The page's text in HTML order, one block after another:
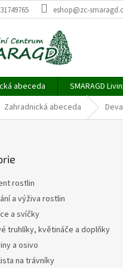
eshop@zc-
abeceda SMARAGD
Zahradnická abeceda
rostlin
a výživa rostlin
a svíčky
truhlíky, květináče a doplňky
a osivo
na trávníky